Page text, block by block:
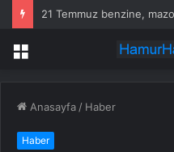
Menü
Anasayfa / Haber
Haber